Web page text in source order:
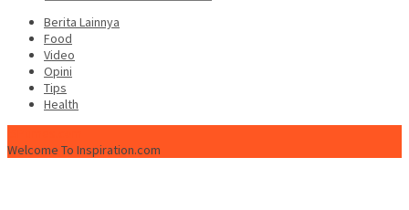
Berita Lainnya
Food
Video
Opini
Tips
Health
Welcome To Inspiration.com